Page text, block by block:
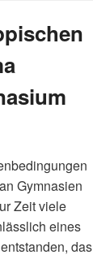
Gymnasien
Zeit viele
eines
das